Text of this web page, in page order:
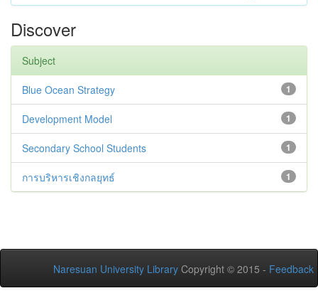
Discover
Subject
1
Blue Ocean Strategy
1
Development Model
1
Secondary School Students
1
การบริหารเชิงกลยุทธ์
Naresuan University Library Copyright © 2015 - Feedback